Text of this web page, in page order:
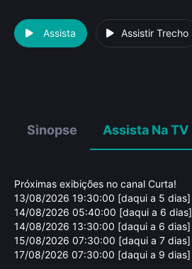
Assista Assistir Trecho
Sinopse Assista Na TV
Próximas exibições no canal Curta!
13/08/2026 19:30:00 [daqui a 5 dias]
14/08/2026 05:40:00 [daqui a 6 dias]
14/08/2026 13:30:00 [daqui a 6 dias]
15/08/2026 07:30:00 [daqui a 7 dias]
17/08/2026 07:30:00 [daqui a 9 dias]